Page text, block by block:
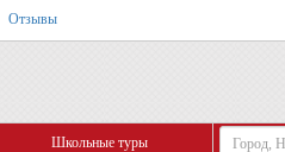
Отзывы
Школьные туры